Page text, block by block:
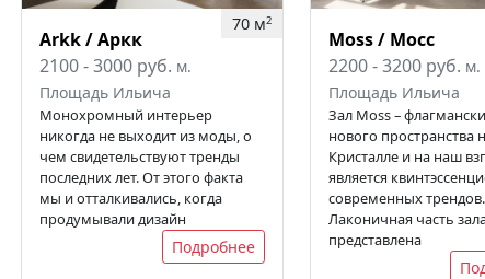
70 м2
Arkk / Аркк
2100 - 3000 руб. м.
Площадь Ильича
Монохромный интерьер
никогда не выходит из моды, о
чем свидетельствуют тренды
последних лет. От этого факта
мы и отталкивались, когда
продумывали дизайн
Подробнее
Moss / Мосс
2200 - 3200 руб. м.
Площадь Ильича
Зал Moss –
нового пространства
Кристалле и на наш
является
современных трендов.
Лаконичная часть
представлена